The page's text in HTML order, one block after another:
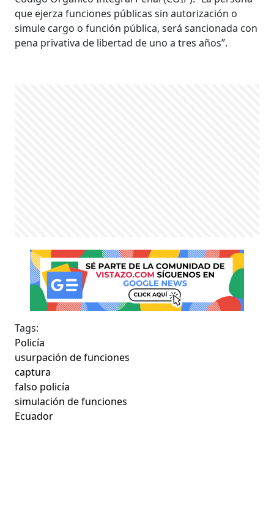
que ejerza funciones públicas sin autorización o
simule cargo o función pública, será sancionada con
pena privativa de libertad de uno a tres años”.
Tags:
Policía
usurpación de funciones
captura
falso policía
simulación de funciones
Ecuador